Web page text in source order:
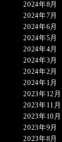
2024年8月
2024年7月
2024年6月
2024年5月
2024年4月
2024年3月
2024年2月
2024年1月
2023年12月
2023年11月
2023年10月
2023年9月
2023年8月